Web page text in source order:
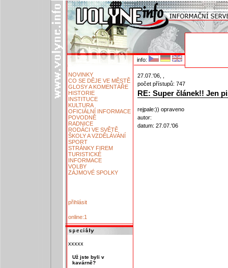
info:
NOVINKY
CO SE DĚJE VE MĚSTĚ
GLOSY A KOMENTÁŘE
HISTORIE
INSTITUCE
KULTURA
OFICIÁLNÍ INFORMACE
POVODNĚ
RADNICE
RODÁCI VE SVĚTĚ
ŠKOLY A VZDĚLÁVÁNÍ
SPORT
STRÁNKY FIREM
TURISTICKÉ
INFORMACE
VOLBY
ZÁJMOVÉ SPOLKY
přihlásit
online:1
xxxxx
Už jste byli v
kavárně?
27.07.'06, ,
počet přístupů: 747
RE: Super článek!! Jen
rejpale:)) opraveno
autor:
datum: 27.07.'06